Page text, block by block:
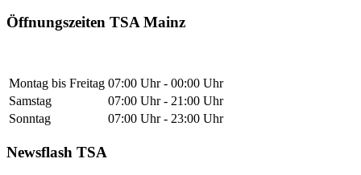
Öffnungszeiten TSA Mainz
Montag bis Freitag 07:00 Uhr - 00:00 Uhr
Samstag
07:00 Uhr - 21:00 Uhr
Sonntag
07:00 Uhr - 23:00 Uhr
Newsflash TSA